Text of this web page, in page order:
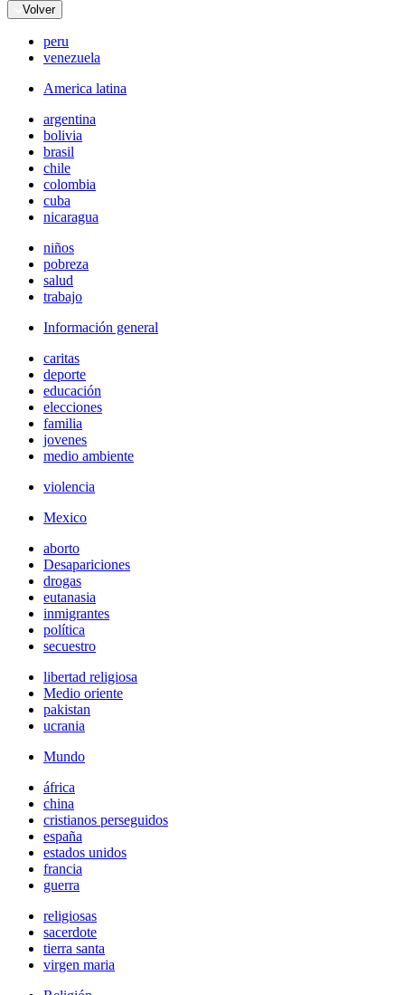
Volver
peru
venezuela
America latina
argentina
bolivia
brasil
chile
colombia
cuba
nicaragua
niños
pobreza
salud
trabajo
Información general
caritas
deporte
educación
elecciones
familia
jovenes
medio ambiente
violencia
Mexico
aborto
Desapariciones
drogas
eutanasia
inmigrantes
política
secuestro
libertad religiosa
Medio oriente
pakistan
ucrania
Mundo
áfrica
china
cristianos perseguidos
españa
estados unidos
francia
guerra
religiosas
sacerdote
tierra santa
virgen maria